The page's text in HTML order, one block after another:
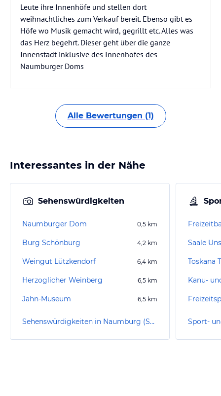
Leute ihre Innenhöfe und stellen dort
weihnachtliches zum Verkauf bereit. Ebenso gibt es
Höfe wo Musik gemacht wird, gegrillt etc. Alles was
das Herz begehrt. Dieser geht über die ganze
Innenstadt inklusive des Innenhofes des
Naumburger Doms
Alle Bewertungen (1)
Interessantes in der Nähe
Sehenswürdigkeiten
Naumburger Dom 0,5 km
Burg Schönburg 4,2 km
Weingut Lützkendorf 6,4 km
Herzoglicher Weinberg 6,5 km
Jahn-Museum 6,5 km
Sehenswürdigkeiten in Naumburg (Saale)
Saale
Toskana